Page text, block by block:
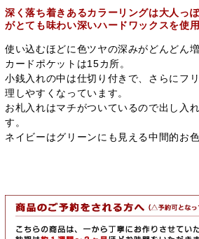
深く落ち着きあるカラーリングは大人っ
がとても味わい深いハードワックスを使
使い込むほどに色ツヤの深みがどんどん
カードポケットは15カ所。
小銭入れの中は仕切り付きで、さらにフ
理しやすくなっています。
お札入れはマチがついているので出し入
す。
ネイビーはグリーンにも見える中間的お